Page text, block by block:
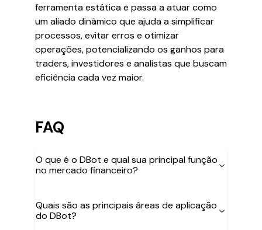
ferramenta estática e passa a atuar como
um aliado dinâmico que ajuda a simplificar
processos, evitar erros e otimizar
operações, potencializando os ganhos para
traders, investidores e analistas que buscam
eficiência cada vez maior.
FAQ
O que é o DBot e qual sua principal função
no mercado financeiro?
Quais são as principais áreas de aplicação
do DBot?